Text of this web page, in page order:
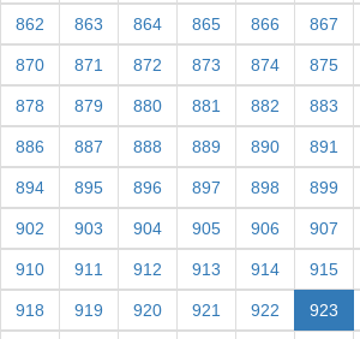
862 863 864 865 866 867
870 871 872 873 874 875
878 879 880 881 882 883
886 887 888 889 890 891
894 895 896 897 898 899
902 903 904 905 906 907
910 911 912 913 914 915
918 919 920 921 922 923